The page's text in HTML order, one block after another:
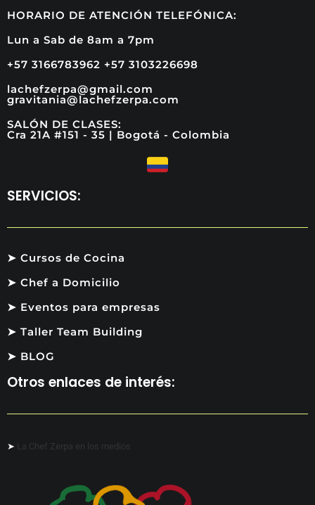
HORARIO DE ATENCIÓN TELEFÓNICA:
Lun a Sab de 8am a 7pm
+57 3166783962 +57 3103226698
lachefzerpa@gmail.com
gravitania@lachefzerpa.com
SALÓN DE CLASES:
Cra 21A #151 - 35 | Bogotá - Colombia
SERVICIOS:
➤ Cursos de Cocina
➤ Chef a Domicilio
➤ Eventos para empresas
➤ Taller Team Building
➤ BLOG
Otros enlaces de interés:
➤ La Chef Zerpa en los medios